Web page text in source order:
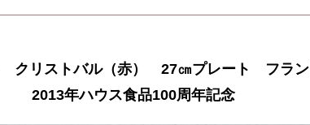
クリストバル（赤） 27㎝プレート フラ
2013年ハウス食品100周年記念